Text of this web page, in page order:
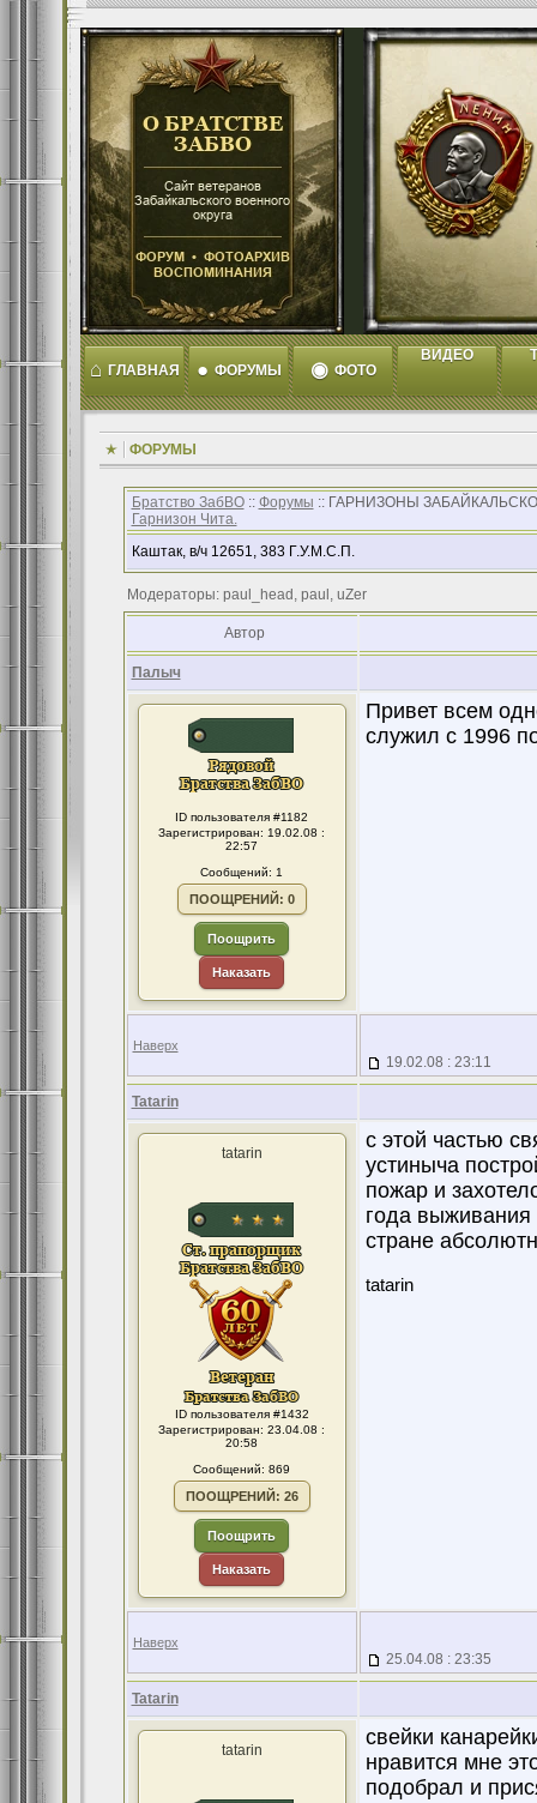
⌂ ГЛАВНАЯ ● ФОРУМЫ ◉ ФОТО
ВИДЕО
ФОРУМЫ
Братство ЗабВО:: Форумы :: ГАРНИЗОНЫ
Гарнизон Чита.
Каштак, в/ч 12651, 383 Г.У.М.С.П.
Модераторы: paul_head, paul, uZer
Автор
Палыч
ID пользователя #1182
Зарегистрирован: 19.02.08 :
22:57
Сообщений: 1
ПООЩРЕНИЙ: 0
Поощрить
Наказать
Привет всем
служил с 1996
Наверх
19.02.08 : 23:11
Tatarin
tatarin
ID пользователя #1432
Зарегистрирован: 23.04.08 :
20:58
Сообщений: 869
ПООЩРЕНИЙ: 26
Поощрить
Наказать
с этой частью
устиныча
пожар и
года выживания
стране
tatarin
Наверх
25.04.08 : 23:35
Tatarin
tatarin
свейки
нравится мне
подобрал и